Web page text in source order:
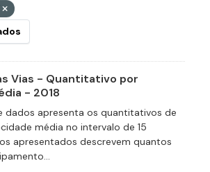
Vias - Quantitativo por
- 2018
dados apresenta os quantitativos de
média no intervalo de 15
apresentados descrevem quantos